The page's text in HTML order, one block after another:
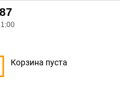
Корзина пуста